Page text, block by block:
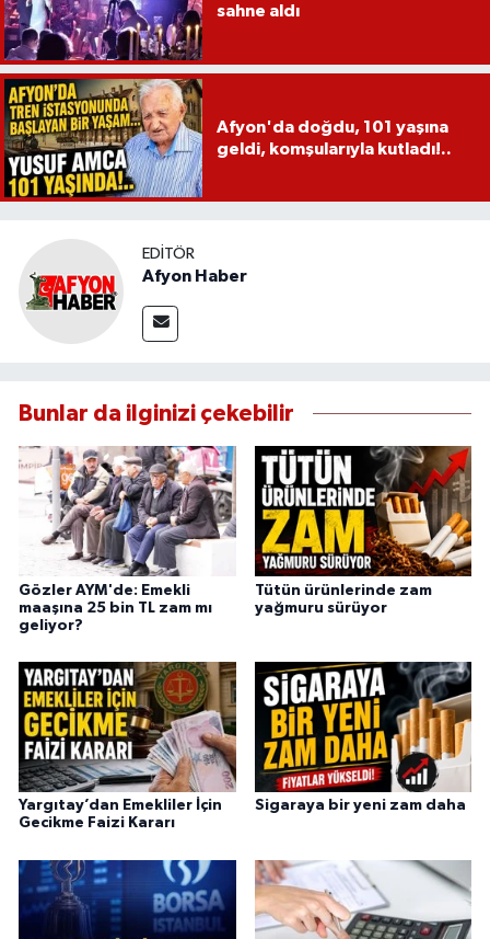
sahne aldı
Afyon'da doğdu, 101 yaşına
geldi, komşularıyla kutladı!..
EDITÖR
Afyon Haber
Bunlar da ilginizi çekebilir
Gözler AYM'de: Emekli
maaşına 25 bin TL zam mı
geliyor?
Tütün ürünlerinde zam
yağmuru sürüyor
Yargıtay’dan Emekliler İçin
Gecikme Faizi Kararı
Sigaraya bir yeni zam daha